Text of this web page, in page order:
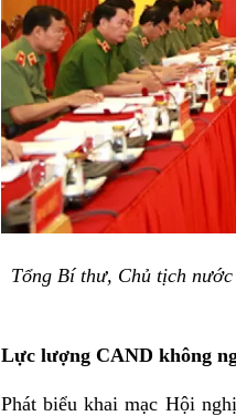
Tổng Bí thư, Chủ tịch
Lực lượng CAND không
Phát biểu khai mạc Hội